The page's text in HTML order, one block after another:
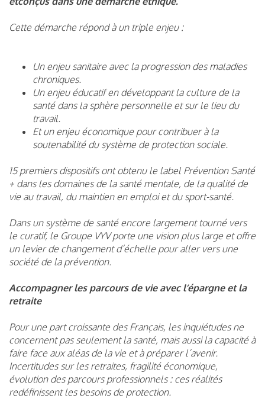
Cette démarche répond à un triple enjeu :
Un enjeu sanitaire avec la progression des maladies
chroniques.
Un enjeu éducatif en développant la culture de la
santé dans la sphère personnelle et sur le lieu du
travail.
Et un enjeu économique pour contribuer à la
soutenabilité du système de protection sociale.
15 premiers dispositifs ont obtenu le label Prévention Santé
+ dans les domaines de la santé mentale, de la qualité de
vie au travail, du maintien en emploi et du sport-santé.
Dans un système de santé encore largement tourné vers
le curatif, le Groupe VYV porte une vision plus large et offre
un levier de changement d’échelle pour aller vers une
société de la prévention.
Accompagner les parcours de vie avec l’épargne et la
retraite
Pour une part croissante des Français, les inquiétudes ne
concernent pas seulement la santé, mais aussi la capacité à
faire face aux aléas de la vie et à préparer l’avenir.
Incertitudes sur les retraites, fragilité économique,
évolution des parcours professionnels : ces réalités
redéfinissent les besoins de protection.